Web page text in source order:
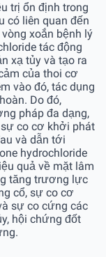
trị ổn định trong
có liên quan đến
xoắn bệnh lý
tác động
xạ tủy và tạo ra
của thoi cơ
vào đó, tác dụng
Do đó,
pháp đa dạng,
co cơ khởi phát
và dẫn tới
hydrochloride
quả về mặt lâm
tăng trương lực
cổ, sự co cơ
sự co cứng các
hội chứng đốt